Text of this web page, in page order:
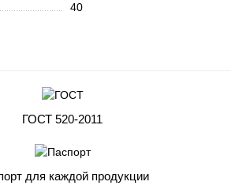
40
ГОСТ 520-2011
для каждой продукции